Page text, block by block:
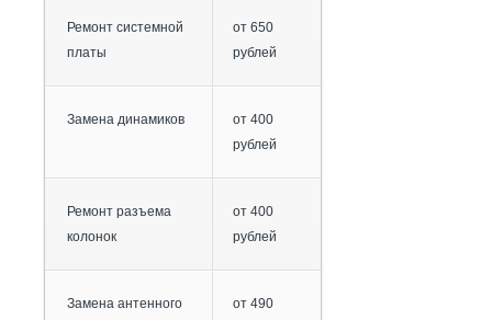
Ремонт системной
платы
от 650
рублей
Замена динамиков
от 400
рублей
Ремонт разъема
колонок
от 400
рублей
Замена антенного
от 490